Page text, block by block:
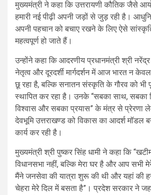
मुख्यमंत्री ने कहा कि उत्तरायणी कौतिक जैसे
हमारी नई पीढ़ी अपनी जड़ों से जुड़ रही है।
अपनी पहचान को बचाए रखने के लिए ऐसे
महत्वपूर्ण हो जाते हैं।
उन्होंने कहा कि आदरणीय प्रधानमंत्री श्री
नेतृत्व और दूरदर्शी मार्गदर्शन में आज भारत न
छू रहा है, बल्कि सनातन संस्कृति के गौरव को भी
स्थापित कर रहा है। उनके “सबका साथ, सबका
विश्वास और सबका प्रयास” के मंत्र से प्रेरणा
देवभूमि उत्तराखण्ड को विकास का आदर्श मॉडल
कार्य कर रही है।
मुख्यमंत्री श्री पुष्कर सिंह धामी ने कहा कि
विधानसभा नहीं, बल्कि मेरा घर है और आप सभी
मैंने जनसेवा की यात्रा शुरू की थी और यहां की
चेहरा मेरे दिल में बसता है”। प्रदेश सरकार ने